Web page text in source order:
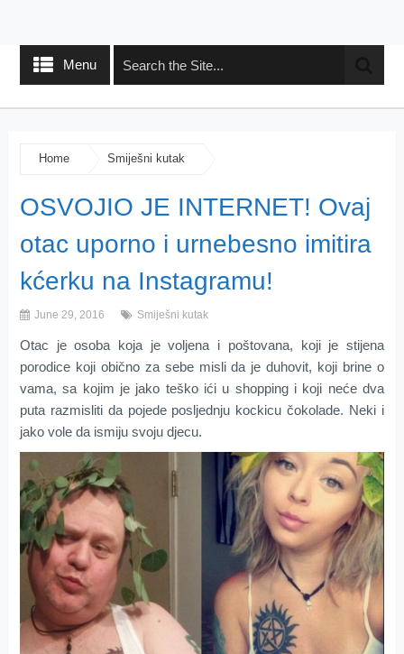
Menu
Home Smiješni kutak
OSVOJIO JE INTERNET! Ovaj
otac uporno i urnebesno imitira
kćerku na Instagramu!
June 29, 2016 Smiješni kutak
Otac je osoba koja je voljena i poštovana, koji je stijena
porodice koji obično za sebe misli da je duhovit, koji brine o
vama, sa kojim je jako teško ići u shopping i koji neće dva
puta razmisliti da pojede posljednju kockicu čokolade. Neki i
jako vole da ismiju svoju djecu.